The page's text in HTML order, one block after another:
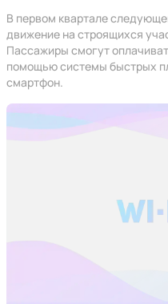
В первом квартале
движение на строящихся
Пассажиры смогут
помощью системы быстрых
смартфон.